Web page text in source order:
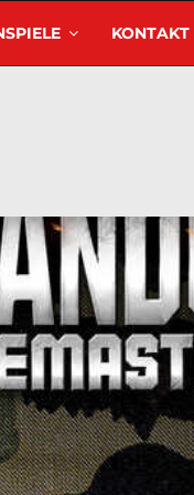
KONTAKT